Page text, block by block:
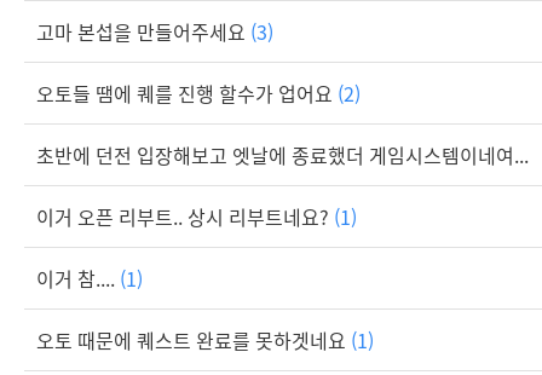
고마 본섭을 만들어주세요 (3)
오토들 땜에 퀘를 진행 할수가 업어요 (2)
초반에 던전 입장해보고 엣날에 종료했더 게임시스템이네여...
이거 오픈 리부트.. 상시 리부트네요? (1)
이거 참.... (1)
오토 때문에 퀘스트 완료를 못하겟네요 (1)